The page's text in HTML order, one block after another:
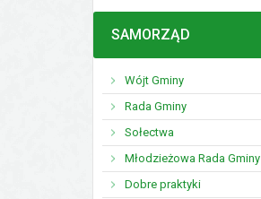
MENU
SAMORZĄD
Wójt Gminy
Rada Gminy
Sołectwa
Młodzieżowa Rada Gminy
Dobre praktyki